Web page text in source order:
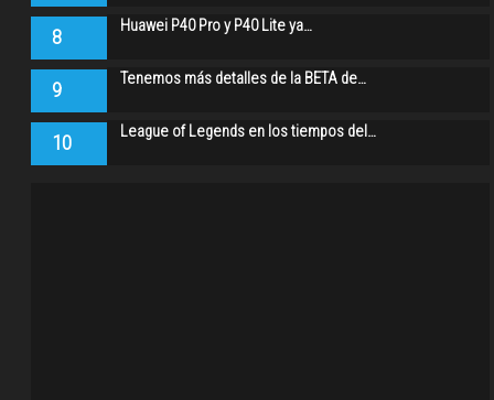
8 Huawei P40 Pro y P40 Lite ya…
9 Tenemos más detalles de la BETA de…
10 League of Legends en los tiempos del…